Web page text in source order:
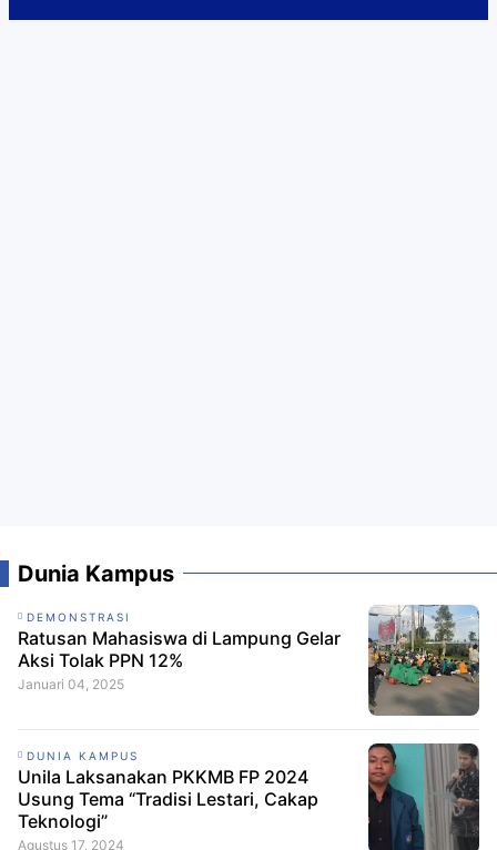
Dunia Kampus
DEMONSTRASI
Ratusan Mahasiswa di Lampung Gelar
Aksi Tolak PPN 12%
Januari 04, 2025
DUNIA KAMPUS
Unila Laksanakan PKKMB FP 2024
Usung Tema “Tradisi Lestari, Cakap
Teknologi”
Agustus 17, 2024